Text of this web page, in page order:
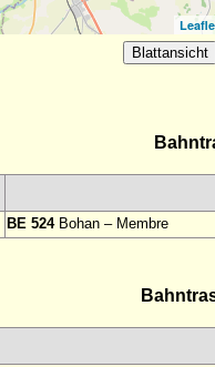
BE 524Bohan – Membre